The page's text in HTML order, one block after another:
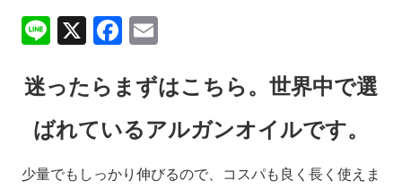
LineX Facebook
迷ったらまずはこちら。世界中で選
ばれているアルガンオイルです。
少量でもしっかり伸びるので、コスパも良く長く使えま